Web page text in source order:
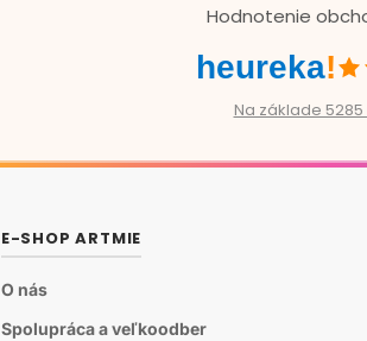
Hodnotenie
heureka!
Na základe
E-SHOP ARTMIE
O nás
Spolupráca a veľkoodber